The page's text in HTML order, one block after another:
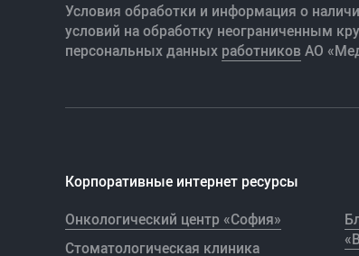
Условия обработки и информация о
условий на обработку неограниченным
персональных данных работниковАО
Корпоративные интернет ресурсы
Онкологический центр «София»
Стоматологическая клиника